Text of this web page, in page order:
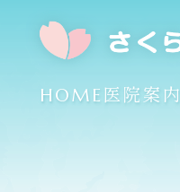
HOME 医院案内